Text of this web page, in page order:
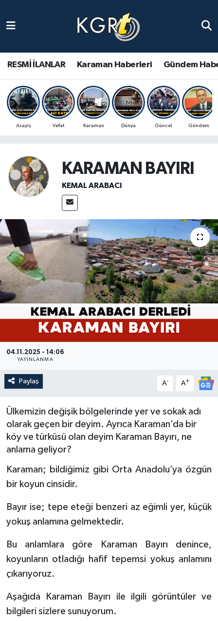
RESMİ İLANLAR Karaman Haberleri Gündem
Asayiş Vefat Karaman Dünya Güncel Gündem
KARAMAN BAYIRI
KEMAL ARABACI
04.11.2025 - 14:06
YAYINLANMA
Paylaş A- A+
Ülkemizin değişik bölgelerinde yer ve sokak adı
olarak geçen bir deyim. Ayrıca Karaman’da bir
köy ve türküsü olan deyim Karaman Bayırı, ne
anlama geliyor?
Karaman; bildiğimiz gibi Orta Anadolu’ya özgün
bir koyun cinsidir.
Bayır ise; tepe eteği benzeri az eğimli yer, küçük
yokuş anlamına gelmektedir.
Bu anlamlara göre Karaman Bayırı denince,
koyunların otladığı hafif tepemsi yokuş anlamını
çıkarıyoruz.
Aşağıda Karaman Bayırı ile ilgili görüntüler ve
bilgileri sizlere sunuyorum.
Gündem Haberleri
Güncel Haberler
Spor Haberleri
Ulusal Haberler
Vefat Edenler